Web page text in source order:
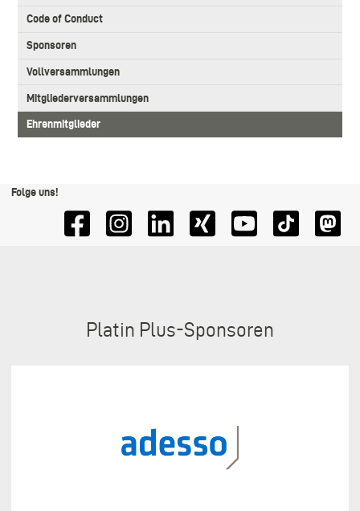
Code of Conduct
Sponsoren
Vollversammlungen
Mitgliederversammlungen
Ehrenmitglieder
Folge uns!
Platin Plus